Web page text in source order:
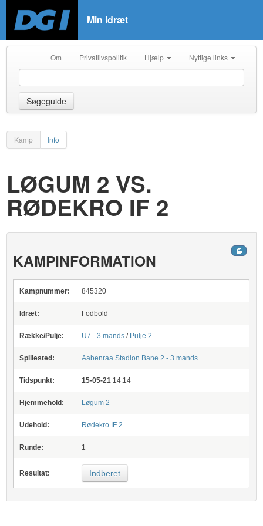
Min Idræt
Om Privatlivspolitik Hjælp Nyttige links
Søgeguide
Kamp Info
LØGUM 2 VS.
RØDEKRO IF 2
KAMPINFORMATION
Kampnummer: 845320
Idræt: Fodbold
Række/Pulje: U7 - 3 mands/ Pulje 2
Spillested: Aabenraa Stadion Bane 2 - 3 mands
Tidspunkt: 15-05-21 14:14
Hjemmehold: Løgum 2
Udehold: Rødekro IF 2
Runde: 1
Resultat: Indberet